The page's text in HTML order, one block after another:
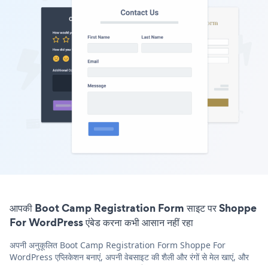
आपकी Boot Camp Registration Form साइट पर Shoppe
For WordPress एंबेड करना कभी आसान नहीं रहा
अपनी अनुकूलित Boot Camp Registration Form Shoppe For
WordPress एप्लिकेशन बनाएं, अपनी वेबसाइट की शैली और रंगों से मेल खाएं, और